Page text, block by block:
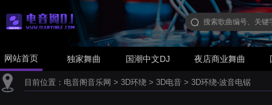
网站首页 独家舞曲 国潮中文DJ 夜店商业舞曲
目前位置： 电音阁音乐网 > 3D环绕 > 3D电音 > 3D环绕-波音电锯